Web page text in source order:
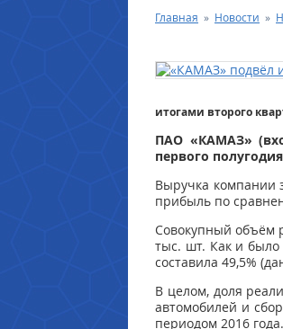
Главная » Новости »
итогами второго
ПАО «КАМАЗ»
первого
Выручка компании
прибыль по
Совокупный объём
тыс. шт. Как и
составила 49,5%
В целом, доля
автомобилей и
периодом 2016 года.